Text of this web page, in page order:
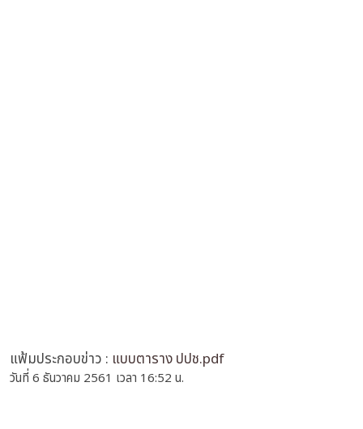
แฟ้มประกอบข่าว : แบบตาราง ปปช.pdf
วันที่ 6 ธันวาคม 2561 เวลา 16:52 น.